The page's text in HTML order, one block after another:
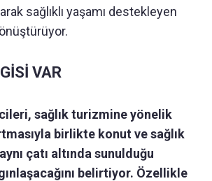
sağlıklı yaşamı destekleyen
VAR
sağlık turizmine yönelik
birlikte konut ve sağlık
çatı altında sunulduğu
belirtiyor. Özellikle